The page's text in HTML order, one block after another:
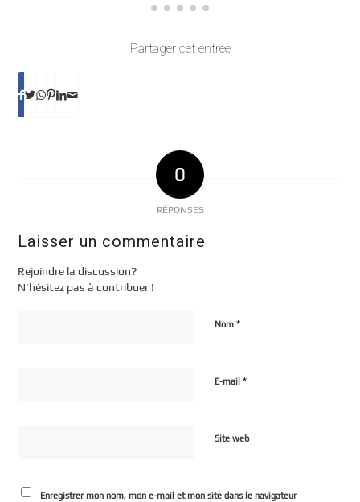
Partager cet entrée
0
RÉPONSES
Laisser un commentaire
Rejoindre la discussion?
N’hésitez pas à contribuer !
Nom*
E-mail*
Site web
Enregistrer mon nom, mon e-mail et mon site dans le navigateur